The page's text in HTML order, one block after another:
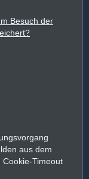
Besuch der
aus dem
Timeout